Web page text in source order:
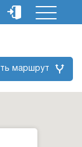
маршрут